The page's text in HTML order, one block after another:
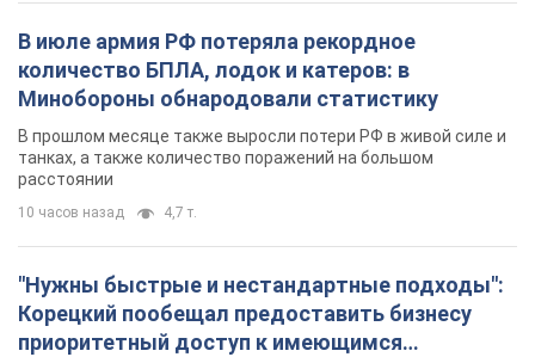
В июле армия РФ потеряла рекордное
количество БПЛА, лодок и катеров: в
Минобороны обнародовали статистику
В прошлом месяце также выросли потери РФ в живой силе и
танках, а также количество поражений на большом
расстоянии
10 часов назад 4,7 т.
"Нужны быстрые и нестандартные подходы":
Корецкий пообещал предоставить бизнесу
приоритетный доступ к имеющимся